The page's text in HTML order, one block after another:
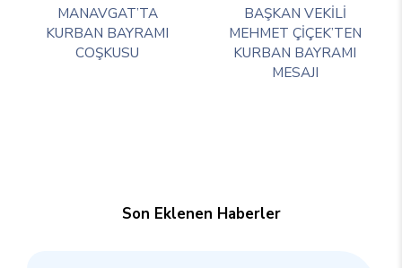
MANAVGAT’TA
KURBAN BAYRAMI
COŞKUSU
BAŞKAN VEKİLİ
MEHMET ÇİÇEK’TEN
KURBAN BAYRAMI
MESAJI
Son Eklenen Haberler